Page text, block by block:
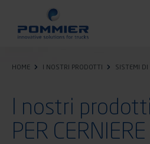
contenuto
HOME I NOSTRI PRODOTTI SISTEMI DI
I nostri
PER CERNIERE